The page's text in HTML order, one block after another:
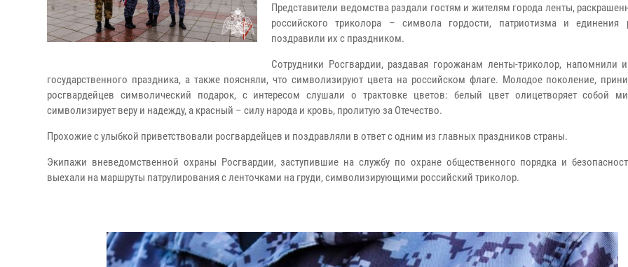
Представители ведомства раздали гостям и жителям города ленты,
российского триколора – символа гордости, патриотизма и единения
поздравили их с праздником.
Сотрудники Росгвардии, раздавая горожанам ленты-триколор, напомнили
государственного праздника, а также поясняли, что символизируют цвета на российском флаге. Молодое поколение,
росгвардейцев символический подарок, с интересом слушали о трактовке цветов: белый цвет олицетворяет собой
символизирует веру и надежду, а красный – силу народа и кровь, пролитую за Отечество.
Прохожие с улыбкой приветствовали росгвардейцев и поздравляли в ответ с одним из главных праздников страны.
Экипажи вневедомственной охраны Росгвардии, заступившие на службу по охране общественного порядка и
выехали на маршруты патрулирования с ленточками на груди, символизирующими российский триколор.